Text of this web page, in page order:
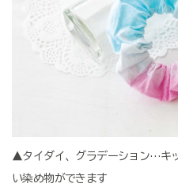
▲タイダイ、グラデーション…キ
い染め物ができます